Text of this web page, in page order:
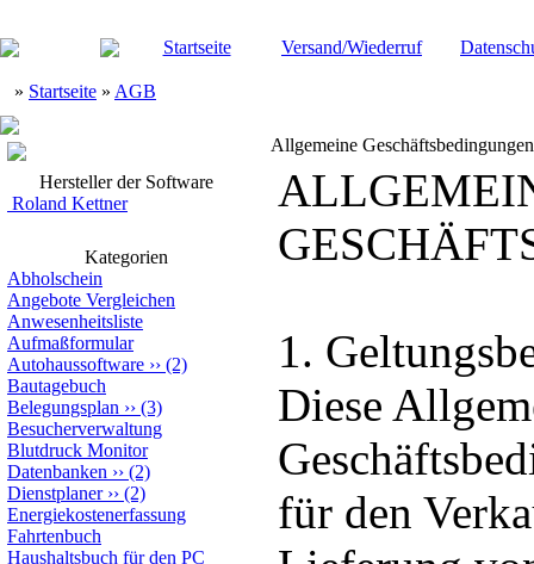
Startseite Versand/Wiederruf
» Startseite » AGB
Hersteller der Software
Roland Kettner
Kategorien
Abholschein
Angebote Vergleichen
Anwesenheitsliste
Aufmaßformular
Autohaussoftware ›› (2)
Bautagebuch
Belegungsplan ›› (3)
Besucherverwaltung
Blutdruck Monitor
Datenbanken ›› (2)
Dienstplaner›› (2)
Energiekostenerfassung
Fahrtenbuch
Haushaltsbuch für den PC
Allgemeine Geschäftsbedingungen
1.
Diese
für den